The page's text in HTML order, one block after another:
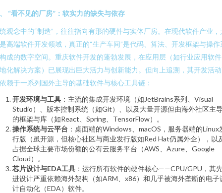
“看不见的厂房”：软实力的缺失与依存
观念中的“制造”，往往指向有形的硬件与实体厂房。在现代软件产业，
高端软件开发领域，真正的“生产车间”是代码、算法、开发框架与操作
成的数字空间。重庆软件开发的蓬勃发展，在应用层（如行业应用软
化解决方案）已展现出巨大活力与创新能力。但向上追溯，其开发活
赖于一系列国外主导的基础软件与核心工具链：
开发环境与工具 ：主流的集成开发环境（如JetBrains系列、Visual
Studio）、版本控制系统（如Git）、以及大量开源但由海外社区主
的框架与库（如React、Spring、TensorFlow）。
操作系统与云平台 ：桌面端的Windows、macOS，服务器端的Linux
行版（虽开源，但核心社区与商业发行版如Red Hat仍属外企），以
占据全球主要市场份额的公有云服务平台（AWS、Azure、Google
Cloud）。
芯片设计与EDA工具 ：运行所有软件的硬件核心——CPU/GPU，其
进设计严重依赖海外架构（如ARM、x86）和几乎被海外垄断的电子
计自动化（EDA）软件。